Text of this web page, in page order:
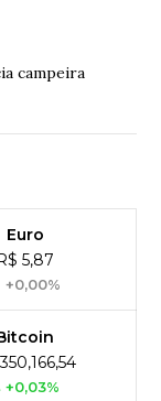
campeira
Euro
R$ 5,87
+0,00%
+0,03%